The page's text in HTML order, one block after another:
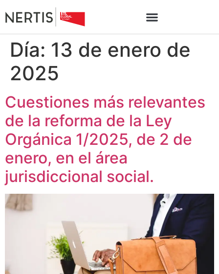
Día: 13 de enero de
2025
Cuestiones más relevantes
de la reforma de la Ley
Orgánica 1/2025, de 2 de
enero, en el área
jurisdiccional social.